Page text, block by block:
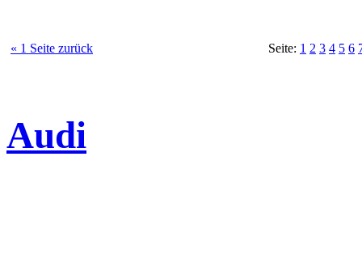
« 1 Seite zurück Seite: 1 2 3 4 5 6
Audi